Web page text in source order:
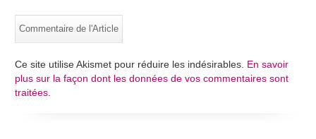
Ce site utilise Akismet pour réduire les indésirables. En savoir
plus sur la façon dont les données de vos commentaires sont
traitées